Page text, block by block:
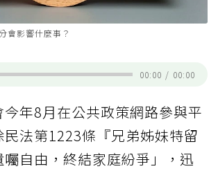
會影響什麼事？
00:00 / 00:00
今年8月在公共政策網路參與平
民法第1223條『兄弟姊妹特留
自由，終結家庭紛爭」，迅